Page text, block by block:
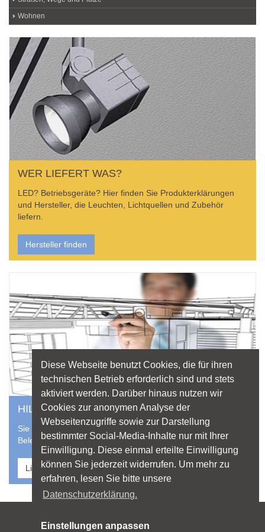
Wohnen
WER LIEFERT WAS?
LED? Betriebsgeräte? Hier finden Sie Produkterklärungen
und Hersteller, die Leuchten, Lichtquellen und Zubehör
liefern.
Hersteller finden
HILFE VOM PROFI
Sie suchen einen professionellen Lichtplaner für Ihr
Beleuchtungsprojekt? Nutzen Sie die Datenbank von licht.de
Lichtplaner finden
Diese Webseite benutzt Cookies, die für ihren
technischen Betrieb erforderlich sind und stets
aktiviert werden. Darüber hinaus nutzen wir
Cookies zur anonymen Analyse der
Webseitenzugriffe sowie zur Darstellung
bestimmter Social-Media-Inhalte nur mit Ihrer
Einwilligung. Diese einmal erteilte Einwilligung
können Sie jederzeit widerrufen. Um mehr zu
erfahren, lesen Sie bitte unsere
Datenschutzerklärung.
Einstellungen anpassen